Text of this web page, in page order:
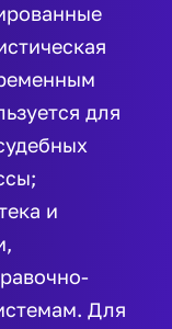
для
и
Для